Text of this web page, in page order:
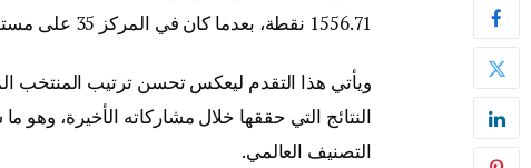
1556.71 نقطة، بعدما كان في المركز 35 على مستوى العالم خلال التصنيف السابق.
ويأتي هذا التقدم ليعكس تحسن ترتيب المنتخب
النتائج التي حققها خلال مشاركاته الأخيرة،
التصنيف العالمي.